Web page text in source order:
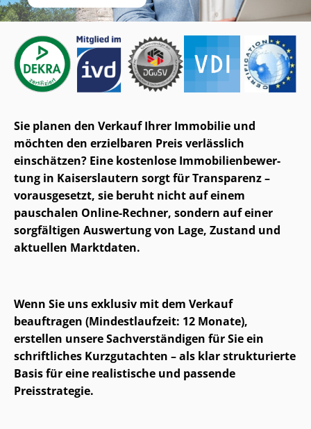
Sie planen den Verkauf Ihrer Immobilie und
möchten den erzielbaren Preis verlässlich
einschätzen? Eine kostenlose Im­mo­bi­li­en­be­wer­
tung in Kaiserslautern sorgt für Transparenz –
vorausgesetzt, sie beruht nicht auf einem
pauschalen Online-Rechner, sondern auf einer
sorgfältigen Auswertung von Lage, Zustand und
aktuellen Marktdaten.
Wenn Sie uns exklusiv mit dem Verkauf
beauftragen (Mindestlaufzeit: 12 Monate),
erstellen unsere Sach­ver­stän­di­gen für Sie ein
schriftliches Kurzgutachten – als klar strukturierte
Basis für eine realistische und passende
Preisstrategie.